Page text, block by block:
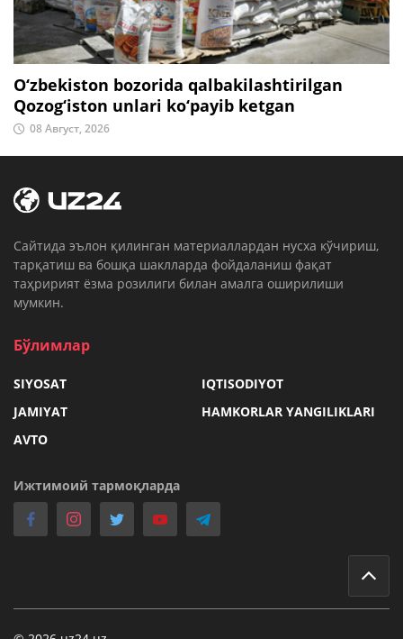
O‘zbekiston bozorida qalbakilashtirilgan
Qozog‘iston unlari ko‘payib ketgan
08 Август, 2026
Cайтида эълон қилинган материаллардан нусха кўчириш,
тарқатиш ва бошқа шаклларда фойдаланиш фақат
таҳририят ёзма розилиги билан амалга оширилиши
мумкин.
Бўлимлар
SIYOSAT
IQTISODIYOT
JAMIYAT
HAMKORLAR YANGILIKLARI
AVTO
Ижтимоий тармоқларда